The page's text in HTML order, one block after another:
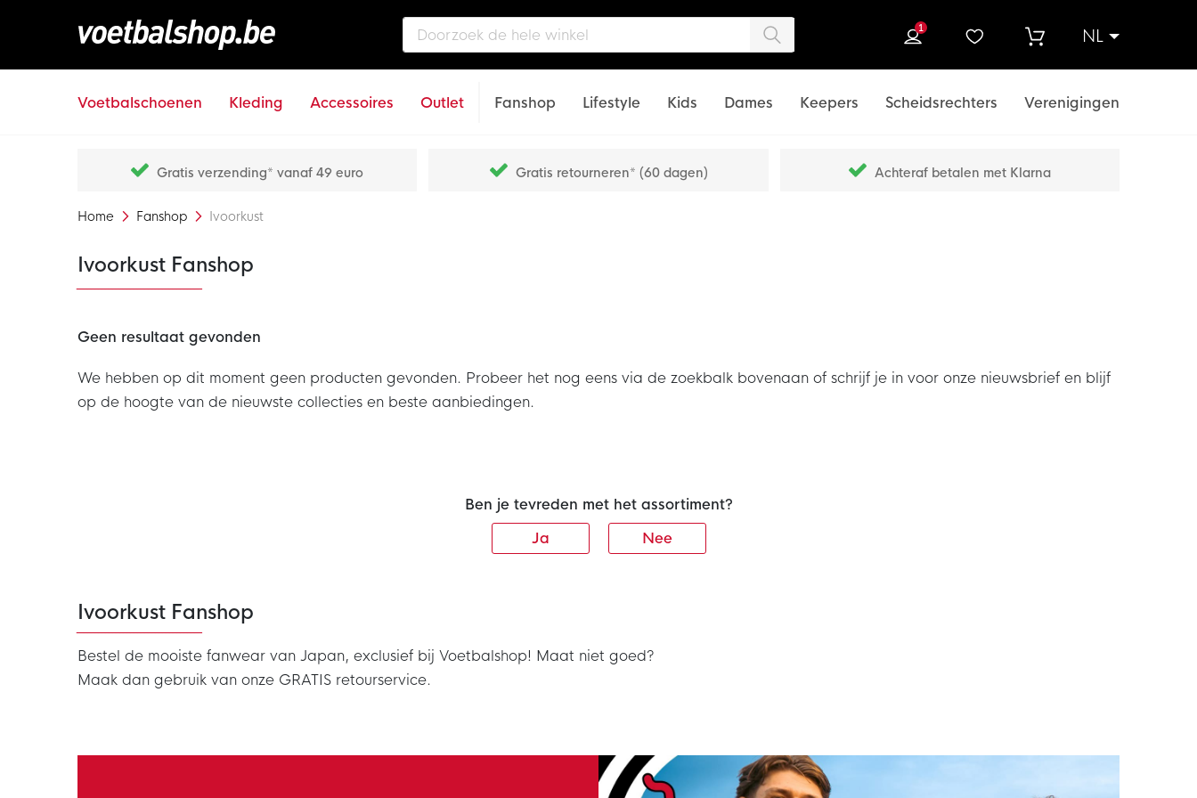
NL
1
Voetbalschoenen Kleding Accessoires Outlet Fanshop Lifestyle Kids Dames Keepers Scheidsrechters Verenigingen
Gratis verzending* vanaf 49 euro Gratis retourneren* (60 dagen) Achteraf betalen met Klarna
Home Fanshop Ivoorkust
Ivoorkust Fanshop
Geen resultaat gevonden
We hebben op dit moment geen producten gevonden. Probeer het nog eens via de zoekbalk bovenaan of schrijf je in voor onze nieuwsbrief en blijf
op de hoogte van de nieuwste collecties en beste aanbiedingen.
Ben je tevreden met het assortiment?
Ja
Nee
Ivoorkust Fanshop
Bestel de mooiste fanwear van Japan, exclusief bij Voetbalshop! Maat niet goed?
Maak dan gebruik van onze GRATIS retourservice.